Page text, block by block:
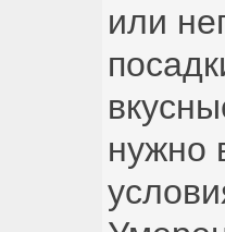
или
нужно